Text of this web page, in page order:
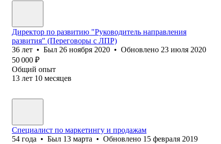
Директор по развитию "Руководитель направления
развития" (Переговоры с ЛПР)
36 лет • Был 26 ноября 2020 • Обновлено 23 июля 2020
50 000 ₽
Общий опыт
13 лет 10 месяцев
Специалист по маркетингу и продажам
54 года • Был 13 марта • Обновлено 15 февраля 2019